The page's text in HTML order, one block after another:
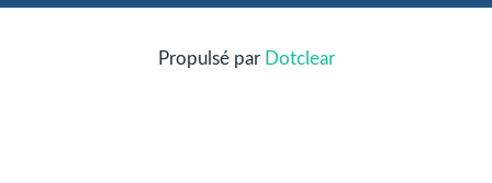
Propulsé par Dotclear